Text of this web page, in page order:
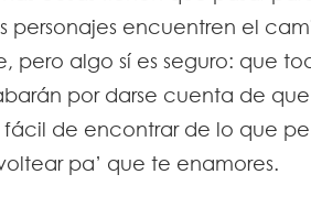
personajes encuentren el
pero algo sí es seguro: que
por darse cuenta de
fácil de encontrar de lo que
pa’ que te enamores.